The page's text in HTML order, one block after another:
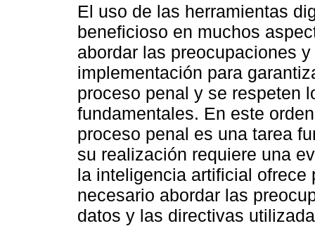
El uso de las herramientas
beneficioso en muchos
abordar las preocupaciones
implementación para
proceso penal y se respeten
fundamentales. En este
proceso penal es una tarea
su realización requiere una
la inteligencia artificial
necesario abordar las
datos y las directivas